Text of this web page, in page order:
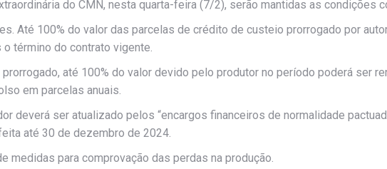
do CMN, nesta quarta-feira (7/2), serão mantidas as condições
Até 100% do valor das parcelas de crédito de custeio prorrogado por
término do contrato vigente.
até 100% do valor devido pelo produtor no período poderá ser
em parcelas anuais.
deverá ser atualizado pelos “encargos financeiros de normalidade
até 30 de dezembro de 2024.
medidas para comprovação das perdas na produção.